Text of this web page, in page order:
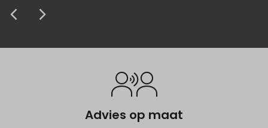
krijgen van het grafmonument.
prijs zeer concurrerend. Kortom de 5
afscheid.
Advies op maat